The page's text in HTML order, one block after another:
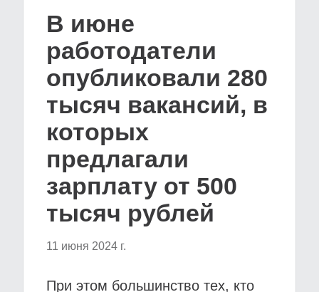
В июне
работодатели
опубликовали 280
тысяч вакансий, в
которых
предлагали
зарплату от 500
тысяч рублей
11 июня 2024 г.
При этом большинство тех, кто